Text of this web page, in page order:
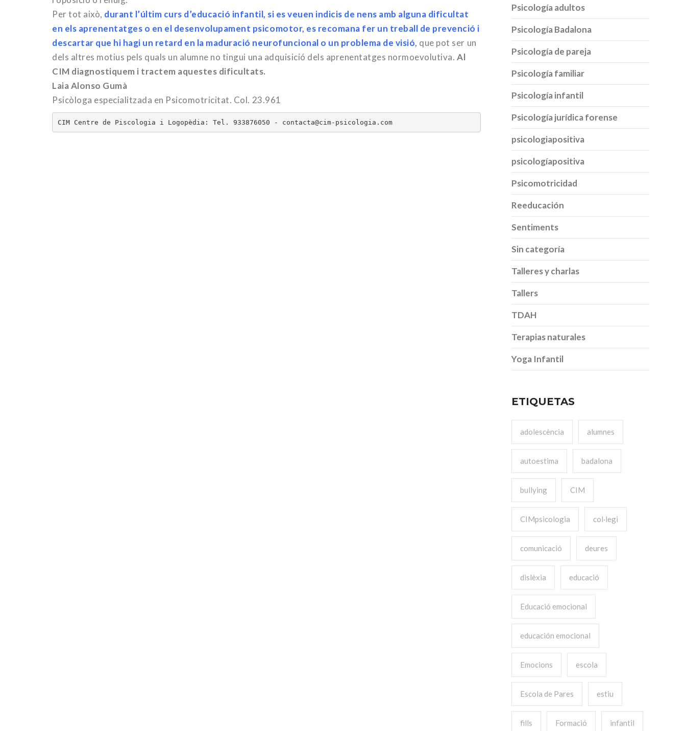
Per tot això, durant l’últim curs d’educació infantil, si es veuen indicis de nens amb alguna dificultat
en els aprenentatges o en el desenvolupament psicomotor, es recomana fer un treball de prevenció i
descartar que hi hagi un retard en la maduració neurofuncional o un problema de visió, que pot ser un
dels altres motius pels quals un alumne no tingui una adquisició dels aprenentatges normoevolutiva. Al
CIM diagnostiquem i tractem aquestes dificultats.
Laia Alonso Gumà
Psicòloga especialitzada en Psicomotricitat. Col. 23.961
CIM Centre de Piscologia i Logopèdia: Tel. 933876050 - contacta@cim-psicologia.com
Psicología adultos
Psicología Badalona
Psicología de pareja
Psicología familiar
Psicología infantil
Psicología jurídica forense
psicologiapositiva
psicologíapositiva
Psicomotricidad
Reeducación
Sentiments
Sin categoría
Talleres y charlas
Tallers
TDAH
Terapias naturales
Yoga Infantil
ETIQUETAS
adolescència alumnes
autoestima badalona
bullying CIM
CIMpsicologia col·legi
comunicació deures
dislèxia educació
Educació emocional
educación emocional
Emocions escola
Escola de Pares estiu
fills Formació infantil